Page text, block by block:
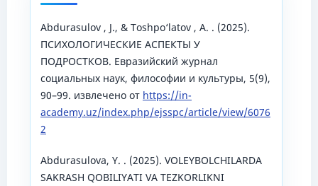
Abdurasulov , J., & Toshpo‘latov , A. . (2025).
ПСИХОЛОГИЧЕСКИЕ АСПЕКТЫ У
ПОДРОСТКОВ. Евразийский журнал
социальных наук, философии и культуры, 5(9),
90–99. извлечено от https://in-
academy.uz/index.php/ejsspc/article/view/6076
2
Abdurasulova, Y. . (2025). VOLEYBOLCHILARDA
SAKRASH QOBILIYATI VA TEZKORLIKNI